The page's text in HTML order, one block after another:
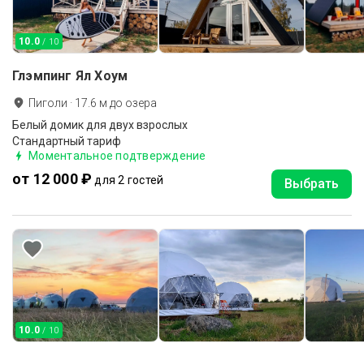
10.0 / 10
Глэмпинг Ял Хоум
Пиголи · 17.6 м до озера
Белый домик для двух взрослых
Стандартный тариф
Моментальное подтверждение
от 12 000 ₽ для 2 гостей Выбрать
10.0 / 10